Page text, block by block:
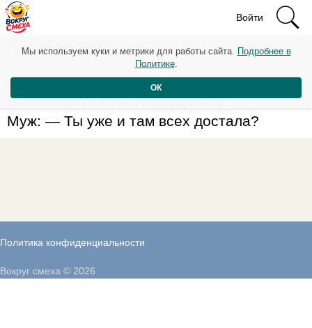
Войти
Рейтинг: 116
Жена: — Дорогой, нам на работе будут
доплачивать 15% за вредность!
Муж: — Ты уже и там всех достала?
Политика конфиденциальности
Мы используем куки и метрики для работы сайта. Подробнее в
Политике.
ОК
Вокруг смеха © 2026